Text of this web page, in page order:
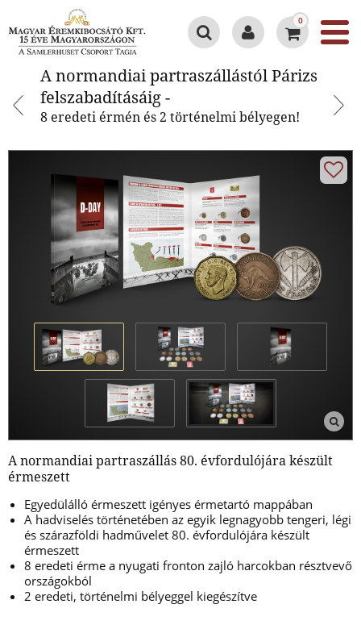
0
A normandiai partraszállástól Párizs
felszabadításáig -
8 eredeti érmén és 2 történelmi bélyegen!
A normandiai partraszállás 80. évfordulójára készült
érmeszett
Egyedülálló érmeszett igényes érmetartó mappában
A hadviselés történetében az egyik legnagyobb tengeri, légi
és szárazföldi hadművelet 80. évfordulójára készült
érmeszett
8 eredeti érme a nyugati fronton zajló harcokban résztvevő
országokból
2 eredeti, történelmi bélyeggel kiegészítve
A normandiai partraszállástól
Párizs felszabadításáig -